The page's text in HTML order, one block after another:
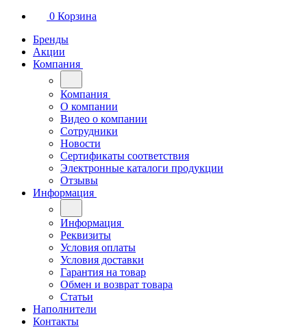
0 Корзина
Бренды
Акции
Компания
Компания
О компании
Видео о компании
Сотрудники
Новости
Сертификаты соответствия
Электронные каталоги продукции
Отзывы
Информация
Информация
Реквизиты
Условия оплаты
Условия доставки
Гарантия на товар
Обмен и возврат товара
Статьи
Наполнители
Контакты